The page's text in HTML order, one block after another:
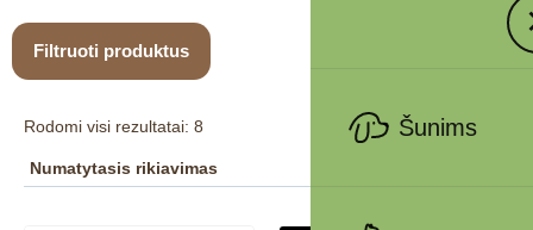
Šunims
Filtruoti produktus
Rodomi visi rezultatai: 8